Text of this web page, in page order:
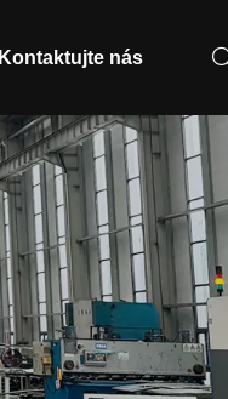
Kontaktujte nás